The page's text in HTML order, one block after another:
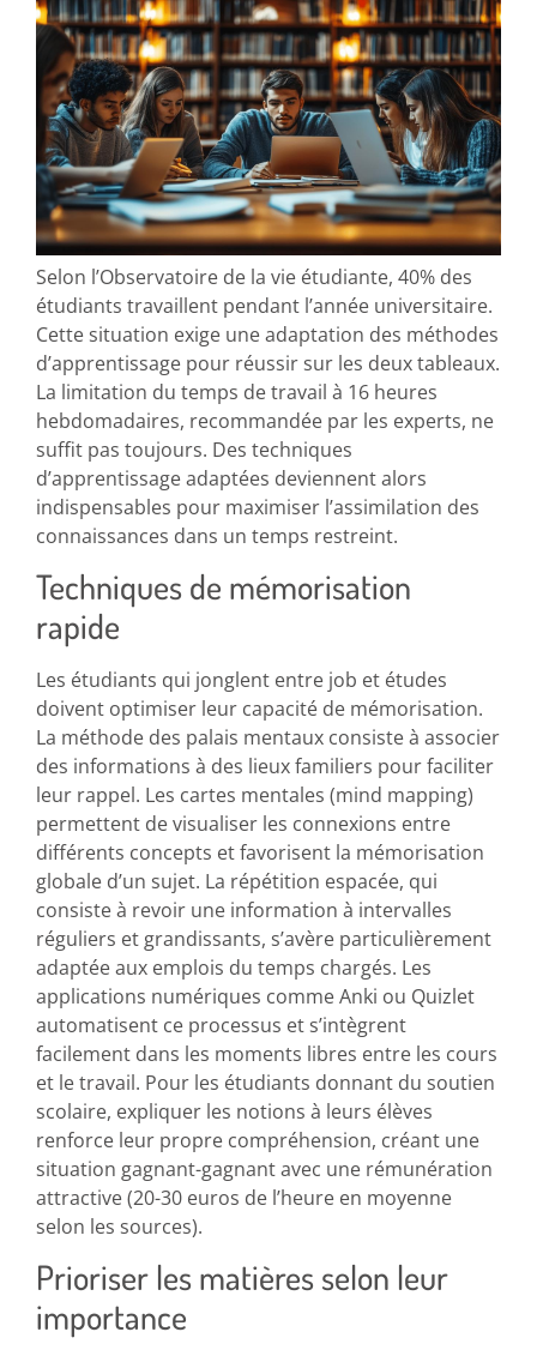
Selon l’Observatoire de la vie étudiante, 40% des
étudiants travaillent pendant l’année universitaire.
Cette situation exige une adaptation des méthodes
d’apprentissage pour réussir sur les deux tableaux.
La limitation du temps de travail à 16 heures
hebdomadaires, recommandée par les experts, ne
suffit pas toujours. Des techniques
d’apprentissage adaptées deviennent alors
indispensables pour maximiser l’assimilation des
connaissances dans un temps restreint.
Techniques de mémorisation
rapide
Les étudiants qui jonglent entre job et études
doivent optimiser leur capacité de mémorisation.
La méthode des palais mentaux consiste à associer
des informations à des lieux familiers pour faciliter
leur rappel. Les cartes mentales (mind mapping)
permettent de visualiser les connexions entre
différents concepts et favorisent la mémorisation
globale d’un sujet. La répétition espacée, qui
consiste à revoir une information à intervalles
réguliers et grandissants, s’avère particulièrement
adaptée aux emplois du temps chargés. Les
applications numériques comme Anki ou Quizlet
automatisent ce processus et s’intègrent
facilement dans les moments libres entre les cours
et le travail. Pour les étudiants donnant du soutien
scolaire, expliquer les notions à leurs élèves
renforce leur propre compréhension, créant une
situation gagnant-gagnant avec une rémunération
attractive (20-30 euros de l’heure en moyenne
selon les sources).
Prioriser les matières selon leur
importance